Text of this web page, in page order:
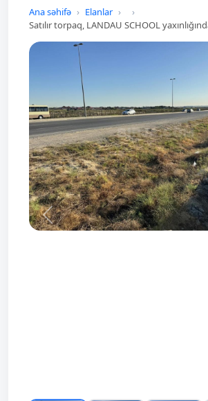
Ana səhifə
Elanlar
Satılır torpaq, LANDAU SCHOOL
Prev